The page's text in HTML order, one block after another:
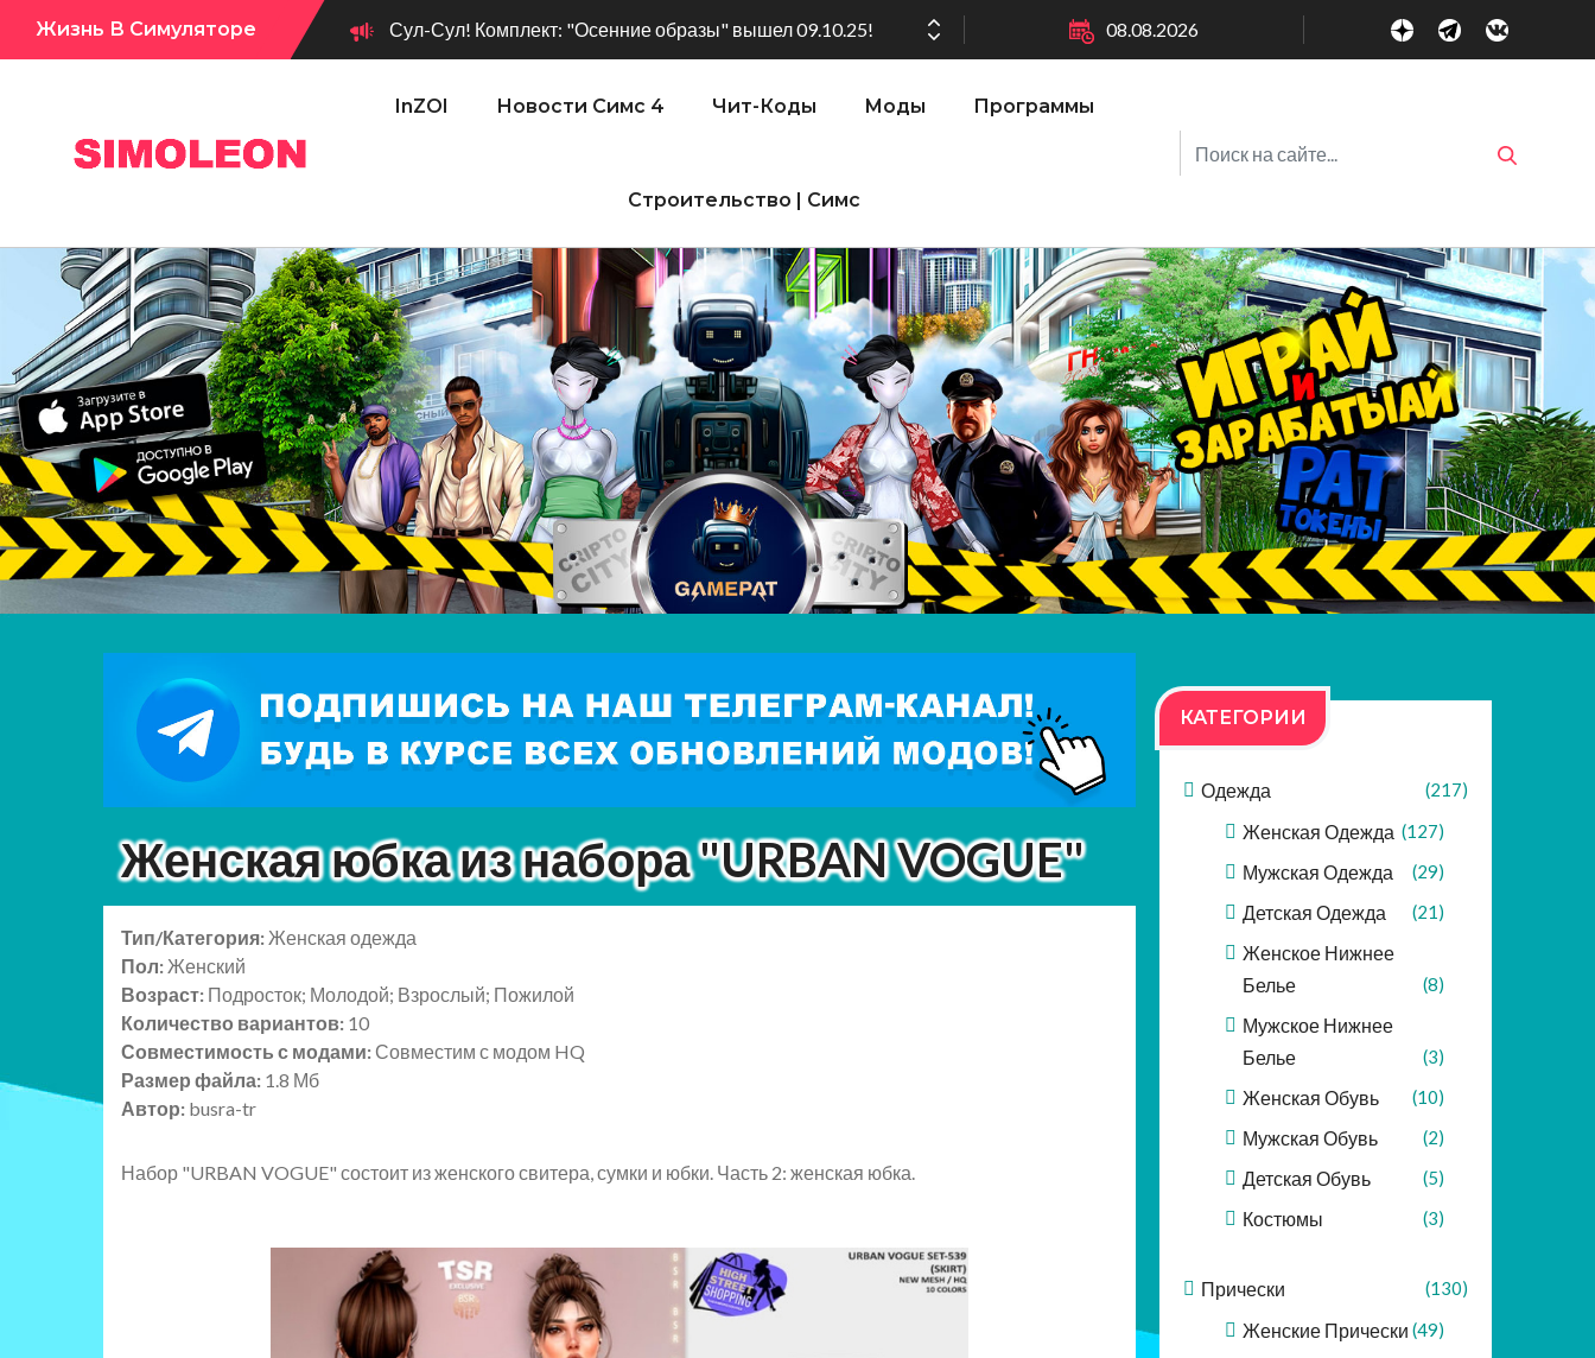
Жизнь В Симуляторе
Сул-Сул! Вышло новое обновлении версии игры: 1.119.96.1030 (ПК)! 1.119.96.1230 (Mac)! 2.22 (ИП)!
08.08.2026
InZOI Новости Симс 4 Чит-Коды Моды Программы
Строительство | Симс
Женская юбка из набора "URBAN VOGUE"
Тип/Категория: Женская одежда
Пол: Женский
Возраст: Подросток; Молодой; Взрослый; Пожилой
Количество вариантов: 10
Совместимость с модами: Совместим с модом HQ
Размер файла: 1.8 Мб
Автор: busra-tr
Набор "URBAN VOGUE" состоит из женского свитера, сумки и юбки. Часть 2: женская юбка.
КАТЕГОРИИ
Одежда (217)
Женская Одежда (127)
Мужская Одежда (29)
Детская Одежда (21)
Женское Нижнее
Белье
(8)
Мужское Нижнее
Белье
(3)
Женская Обувь (10)
Мужская Обувь (2)
Детская Обувь (5)
Костюмы (3)
Прически (130)
Женские Прически (49)